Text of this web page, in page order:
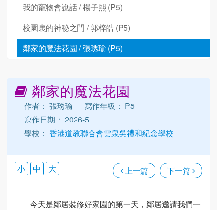
我的寵物會說話 / 楊子熙 (P5)
校園裏的神秘之門 / 郭梓皓 (P5)
鄰家的魔法花園 / 張琇瑜 (P5)
鄰家的魔法花園
作者： 張琇瑜
寫作年級： P5
寫作日期： 2026-5
學校： 香港道教聯合會雲泉吳禮和紀念學校
上一篇 下一篇
小 中 大
今天是鄰居裝修好家園的第一天，鄰居邀請我們一